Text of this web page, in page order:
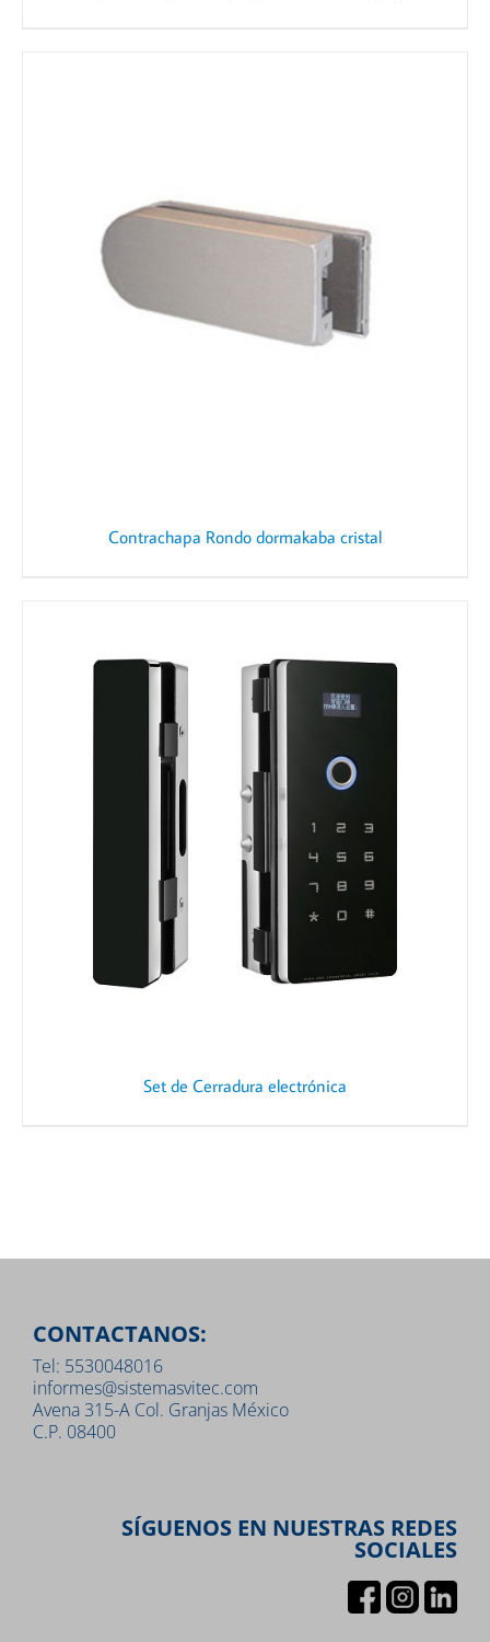
Contrachapa Rondo dormakaba cristal
Set de Cerradura electrónica
CONTACTANOS:
Tel: 5530048016
informes@sistemasvitec.com
Avena 315-A Col. Granjas México
C.P. 08400
SÍGUENOS EN NUESTRAS REDES
SOCIALES